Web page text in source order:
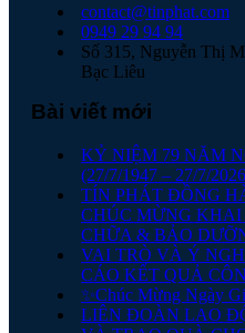
contact@tinphat.com
0949 29 94 94
Số 315, Nguyễn Thị
Bạc Liêu
Bài viết mới
KỶ NIỆM 79 NĂM
(27/7/1947 – 27/7/
TÍN PHÁT ĐỒNG
CHÚC MỪNG
CHỮA & BẢO
VAI TRÒ VÀ Ý
CÁO KẾT QUẢ
✨Chúc Mừng Ngày
LIÊN ĐOÀN LAO